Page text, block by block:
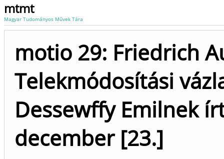
mtmt
Magyar Tudományos Művek Tára
motio 29: Friedrich
Telekmódosítási
Dessewffy Emilnek
december [23.]